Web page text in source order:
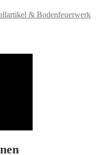
& Bodenfeuerwerk